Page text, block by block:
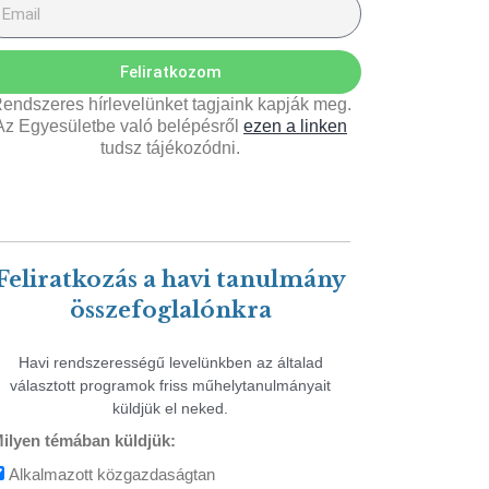
Feliratkozom
hírlevelünket tagjaink kapják meg.
Egyesületbe való belépésről ezen a linken
tudsz tájékozódni.
a havi tanulmány
összefoglalónkra
Havi rendszerességű levelünkben az általad
választott programok friss műhelytanulmányait
küldjük el neked.
témában küldjük:
Alkalmazott közgazdaságtan